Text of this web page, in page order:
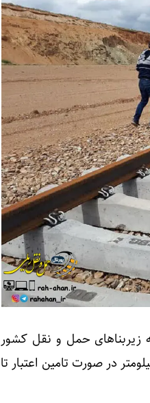
زیربناهای حمل و نقل کشور
راه آهن جوین اسفراین در استان خراسان شمالی به طول ۵۸ کیلومتر در صورت تامین اعتبار تا